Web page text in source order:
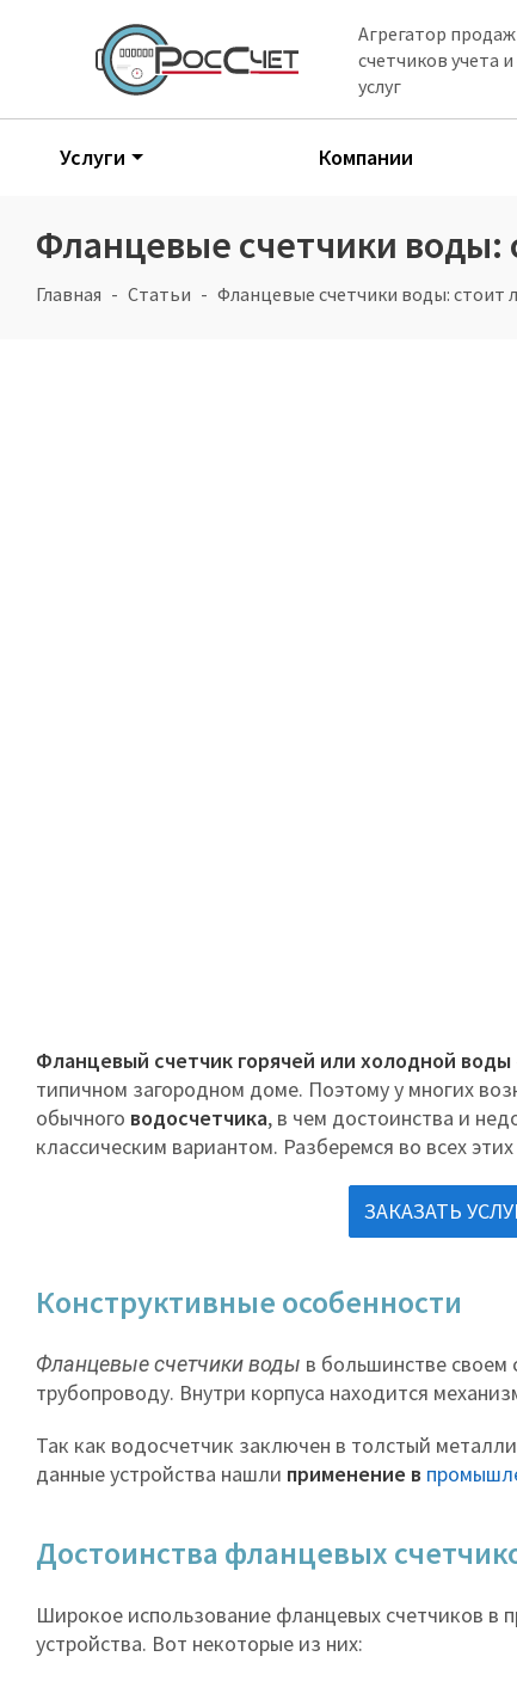
Агрегатор
счетчиков учета
услуг
Услуги Компании
Фланцевые счетчики воды:
Главная Статьи Фланцевые счетчики воды: стоит
Фланцевый счетчик горячей или холодной воды
типичном загородном доме. Поэтому у многих
обычного водосчетчика, в чем достоинства и
классическим вариантом. Разберемся во всех
ЗАКАЗАТЬ
Конструктивные особенности
Фланцевые счетчики воды в большинстве своем
трубопроводу. Внутри корпуса находится
Так как водосчетчик заключен в толстый
данные устройства нашли применение в
Достоинства фланцевых
Широкое использование фланцевых счетчиков в
устройства. Вот некоторые из них: